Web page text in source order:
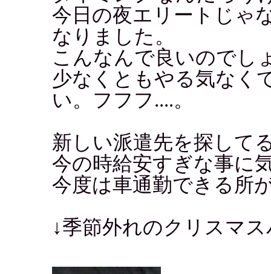
今日の夜エリートじゃ
なりました。
こんなんで良いのでし
少なくともやる気なく
い。フフフ....。
新しい派遣先を探して
今の時給安すぎな事に
今度は車通勤できる所
↓季節外れのクリスマ